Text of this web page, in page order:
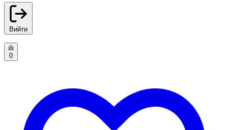
Вийти
0